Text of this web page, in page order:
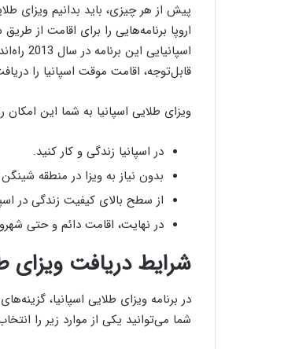
اروپا برنامه‌هایی را برای اقامت از
قابل‌توجه، اقامت موقت اسپانیا را
ویزای طلایی اسپانیا به شما این
در اسپانیا زندگی و کار کنید.
بدون نیاز به ویزا در منطقه
از سطح بالای کیفیت زندگی در
در نهایت، اقامت دائم و حتی
شرایط دریافت ویزای
در برنامه ویزای طلایی اسپانیا،
شما می‌توانید یکی از موارد زیر را